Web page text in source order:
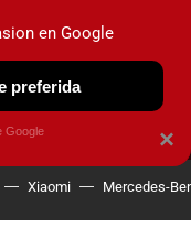
NUEVO
OBSERVATORIO
Xiaomi Mercedes-
×
en Google
preferida
Google